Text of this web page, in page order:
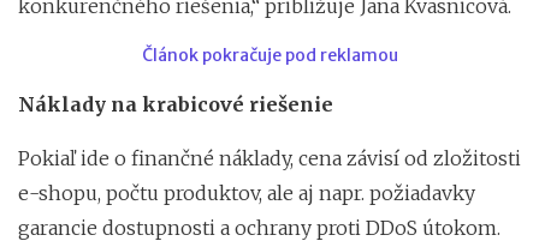
konkurenčného riešenia,“ približuje Jana Kvasnicová.
Článok pokračuje pod reklamou
Náklady na krabicové riešenie
Pokiaľ ide o finančné náklady, cena závisí od zložitosti
e-shopu, počtu produktov, ale aj napr. požiadavky
garancie dostupnosti a ochrany proti DDoS útokom.